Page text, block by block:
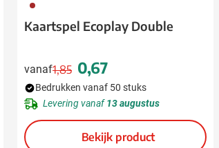
011
Kaartspel Ecoplay Double
vanaf
Normale prijs
1,85 0,67
Bedrukken vanaf 50 stuks
Levering vanaf13 augustus
Bekijk product